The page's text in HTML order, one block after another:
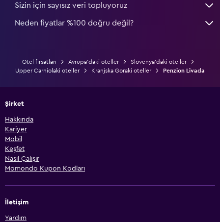
Sizin için sayısız veri topluyoruz
Neden fiyatlar %100 doğru değil?
Otel fırsatları Avrupa'daki oteller
Slovenya'daki oteller
Upper Carniolaki oteller
Kranjska Goraki oteller Penzion Livada
Şirket
Hakkında
Kariyer
Mobil
Keşfet
Nasıl Çalışır
Momondo Kupon Kodları
İletişim
Yardım